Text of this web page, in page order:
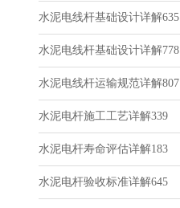
水泥电线杆基础设计详解635
水泥电线杆基础设计详解778
水泥电线杆运输规范详解807
水泥电杆施工工艺详解339
水泥电杆寿命评估详解183
水泥电杆验收标准详解645